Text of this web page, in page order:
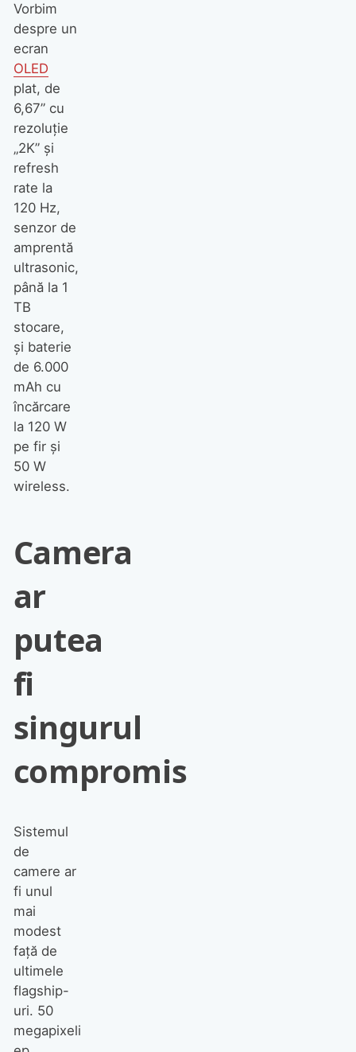
Vorbim
despre un
ecran
OLED
plat, de
6,67” cu
rezoluție
„2K” și
refresh
rate la
120 Hz,
senzor de
amprentă
ultrasonic,
până la 1
TB
stocare,
și baterie
de 6.000
mAh cu
încărcare
la 120 W
pe fir și
50 W
wireless.
Camera
ar
putea
fi
singurul
compromis
Sistemul
de
camere ar
fi unul
mai
modest
față de
ultimele
flagship-
uri. 50
megapixeli